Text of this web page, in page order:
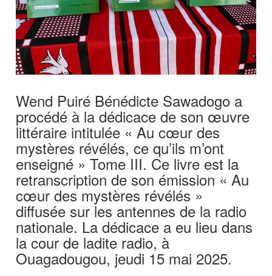
Wend Puiré Bénédicte Sawadogo a
procédé à la dédicace de son œuvre
littéraire intitulée « Au cœur des
mystères révélés, ce qu’ils m’ont
enseigné » Tome III. Ce livre est la
retranscription de son émission « Au
cœur des mystères révélés »
diffusée sur les antennes de la radio
nationale. La dédicace a eu lieu dans
la cour de ladite radio, à
Ouagadougou, jeudi 15 mai 2025.